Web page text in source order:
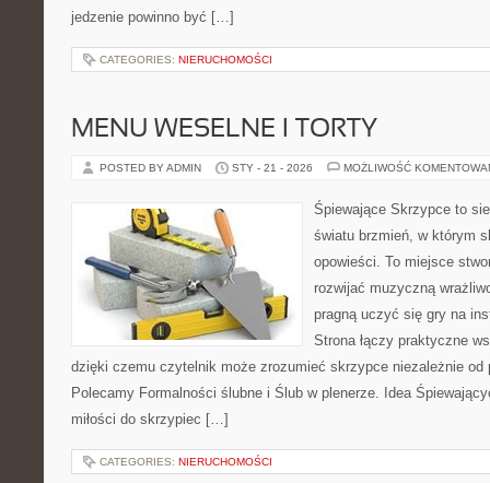
jedzenie powinno być […]
CATEGORIES: NIERUCHOMOŚCI
MENU WESELNE I TORTY
POSTED BY ADMIN STY - 21 - 2026 MOŻLIWOŚĆ
Śpiewające Skrzypce to
światu brzmień, w którym
opowieści. To miejsce
rozwijać muzyczną
pragną uczyć się gry na
Strona łączy praktyczne
dzięki czemu czytelnik może zrozumieć skrzypce niezależnie od
Polecamy Formalności ślubne i Ślub w plenerze. Idea
miłości do skrzypiec […]
CATEGORIES: NIERUCHOMOŚCI